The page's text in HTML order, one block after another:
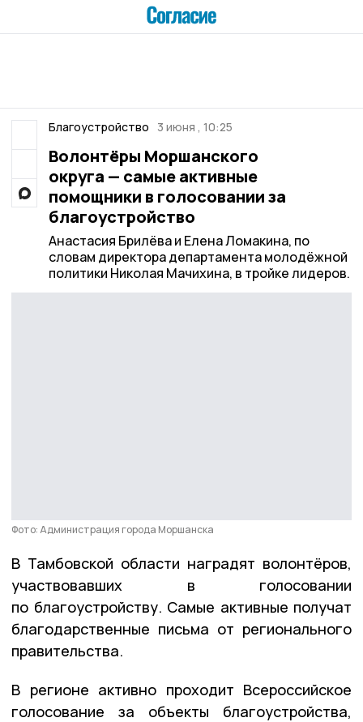
Благоустройство 3 июня , 10:25
Волонтёры Моршанского
округа — самые активные
помощники в голосовании за
благоустройство
Анастасия Брилёва и Елена Ломакина, по
словам директора департамента молодёжной
политики Николая Мачихина, в тройке лидеров.
Фото: Администрация города Моршанска
В Тамбовской области наградят волонтёров,
участвовавших в голосовании
по благоустройству. Самые активные получат
благодарственные письма от регионального
правительства.
В регионе активно проходит Всероссийское
голосование за объекты благоустройства,